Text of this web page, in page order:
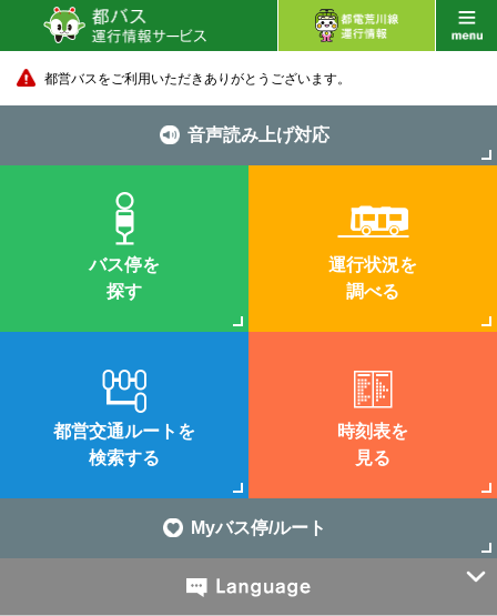
都営バスをご利用いただきありがとうございます。
音声読み上げ対応
バス停を
探す
運行状況を
調べる
都営交通ルートを
検索する
時刻表を
見る
Myバス停/ルート
